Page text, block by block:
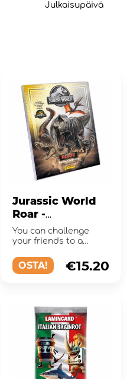
Julkaisupäivä
Jurassic World
Roar -
Collectible
Cards Starter Set
You can challenge
your friends to a
with dinosaur cards!
OSTA! €15.20